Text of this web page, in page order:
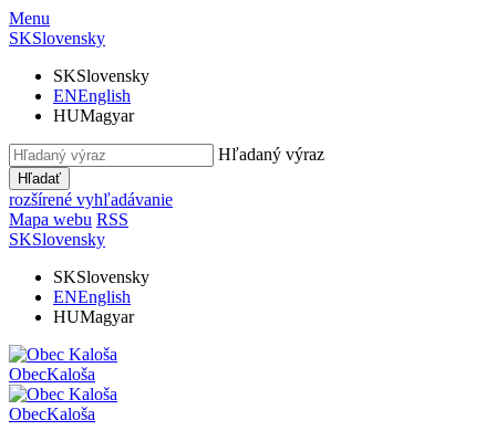
Menu
SKSlovensky
SKSlovensky
ENEnglish
HUMagyar
Hľadaný výraz
Hľadať
rozšírené vyhľadávanie
Mapa webu RSS
SKSlovensky
SKSlovensky
ENEnglish
HUMagyar
ObecKaloša
ObecKaloša